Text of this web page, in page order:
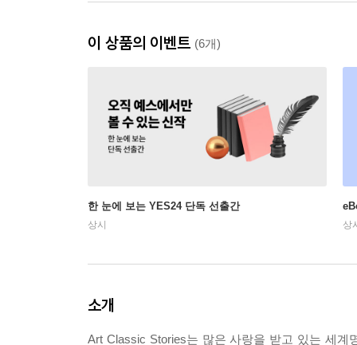
이 상품의 이벤트 (6개)
한 눈에 보는 YES24 단독 선출간
상시 상
소개
Art Classic Stories는 많은 사랑을 받고 있는 세계